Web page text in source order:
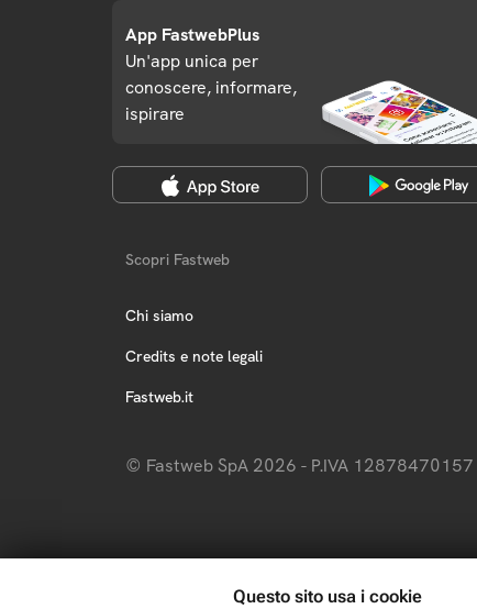
App FastwebPlus
Un'app unica per
conoscere, informare,
ispirare
Scopri Fastweb
Chi siamo
Credits e note legali
Fastweb.it
© Fastweb SpA 2026 - P.IVA 12878470157